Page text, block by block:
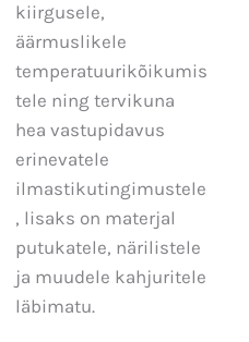
kiirgusele,
äärmuslikele
temperatuurikõikumis
tele ning tervikuna
hea vastupidavus
erinevatele
ilmastikutingimustele
, lisaks on materjal
putukatele, närilistele
ja muudele kahjuritele
läbimatu.